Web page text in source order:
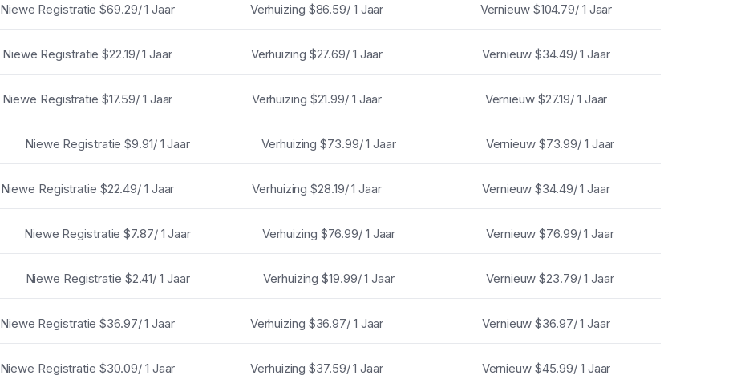
Niewe Registratie $69.29/ 1 Jaar Verhuizing $86.59/ 1 Jaar Vernieuw $104.79/ 1 Jaar
Niewe Registratie $22.19/ 1 Jaar Verhuizing $27.69/ 1 Jaar Vernieuw $34.49/ 1 Jaar
Niewe Registratie $17.59/ 1 Jaar Verhuizing $21.99/ 1 Jaar Vernieuw $27.19/ 1 Jaar
Niewe Registratie $9.91/ 1 Jaar Verhuizing $73.99/ 1 Jaar Vernieuw $73.99/ 1 Jaar
Niewe Registratie $22.49/ 1 Jaar Verhuizing $28.19/ 1 Jaar Vernieuw $34.49/ 1 Jaar
Niewe Registratie $7.87/ 1 Jaar Verhuizing $76.99/ 1 Jaar Vernieuw $76.99/ 1 Jaar
Niewe Registratie $2.41/ 1 Jaar Verhuizing $19.99/ 1 Jaar Vernieuw $23.79/ 1 Jaar
Niewe Registratie $36.97/ 1 Jaar Verhuizing $36.97/ 1 Jaar Vernieuw $36.97/ 1 Jaar
Niewe Registratie $30.09/ 1 Jaar Verhuizing $37.59/ 1 Jaar Vernieuw $45.99/ 1 Jaar